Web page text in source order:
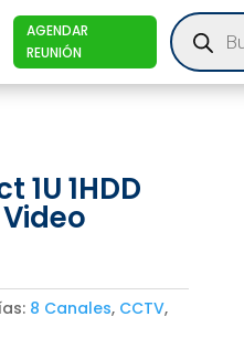
AGENDAR
REUNIÓN
Products
search
1HDD
8 Canales, CCTV,